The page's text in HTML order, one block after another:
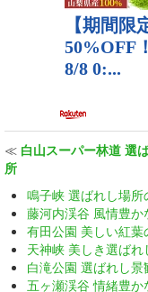
≪ 白山スーパー林道 選
所
鳴子峡 選ばれし場所
藤河内渓谷 風情豊
有田公園 美しい紅葉
天神峡 美しき選ばれ
白滝公園 選ばれし景
五ヶ瀬渓谷 情緒豊か